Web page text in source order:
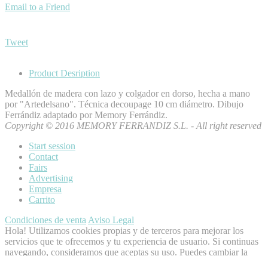
Email to a Friend
Tweet
Product Desription
Medallón de madera con lazo y colgador en dorso, hecha a mano
por "Artedelsano". Técnica decoupage 10 cm diámetro. Dibujo
Ferrándiz adaptado por Memory Ferrándiz.
Copyright © 2016 MEMORY FERRANDIZ S.L. - All right reserved
Start session
Contact
Fairs
Advertising
Empresa
Carrito
Condiciones de venta Aviso Legal
Hola! Utilizamos cookies propias y de terceros para mejorar los
servicios que te ofrecemos y tu experiencia de usuario. Si continuas
navegando, consideramos que aceptas su uso. Puedes cambiar la